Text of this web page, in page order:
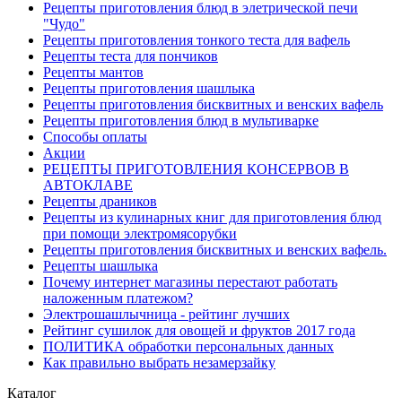
Рецепты приготовления блюд в элетрической печи
"Чудо"
Рецепты приготовления тонкого теста для вафель
Рецепты теста для пончиков
Рецепты мантов
Рецепты приготовления шашлыка
Рецепты приготовления бисквитных и венских вафель
Рецепты приготовления блюд в мультиварке
Способы оплаты
Акции
РЕЦЕПТЫ ПРИГОТОВЛЕНИЯ КОНСЕРВОВ В
АВТОКЛАВЕ
Рецепты драников
Рецепты из кулинарных книг для приготовления блюд
при помощи электромясорубки
Рецепты приготовления бисквитных и венских вафель.
Рецепты шашлыка
Почему интернет магазины перестают работать
наложенным платежом?
Электрошашлычница - рейтинг лучших
Рейтинг сушилок для овощей и фруктов 2017 года
ПОЛИТИКА обработки персональных данных
Как правильно выбрать незамерзайку
Каталог